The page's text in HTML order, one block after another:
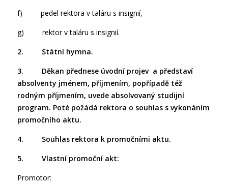
f) pedel rektora v taláru s insignií,
g) rektor v taláru s insignií.
2. Státní hymna.
3. Děkan přednese úvodní projev a představí
absolventy jménem, příjmením, popřípadě též
rodným příjmením, uvede absolvovaný studijní
program. Poté požádá rektora o souhlas s vykonáním
promočního aktu.
4. Souhlas rektora k promočními aktu.
5. Vlastní promoční akt:
Promotor: